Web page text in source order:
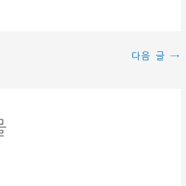
다음 글 →